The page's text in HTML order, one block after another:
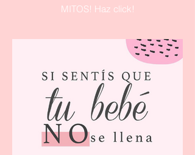
MITOS! Haz click!